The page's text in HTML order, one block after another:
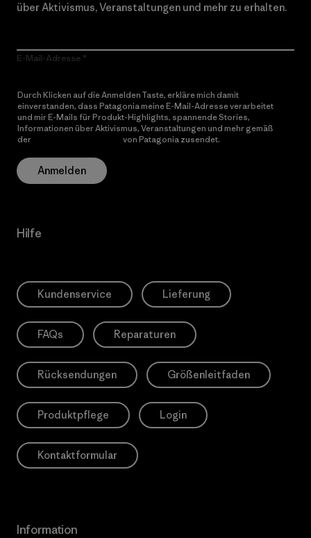
über Aktivismus, Veranstaltungen und mehr zu erhalten.
E-Mail-Adresse
Durch Klicken auf die Anmelden Taste, erkläre mich damit
einverstanden, dass Patagonia meine E-Mail-Adresse verarbeitet
und mir E-Mails für Produkt-Highlights, spannende Stories,
Informationen über Aktivismus, Veranstaltungen und mehr gemäß
der
von Patagonia zusendet.
Anmelden
Hilfe
Kundenservice Lieferung
FAQs Reparaturen
Rücksendungen Größenleitfaden
Produktpflege Login
Kontaktformular
Information